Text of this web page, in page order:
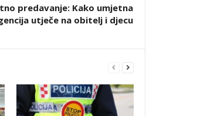
predavanje: Kako umjetna
utječe na obitelj i djecu